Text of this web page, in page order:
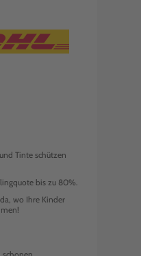
Tinte schützen
bis zu 80%.
wo Ihre Kinder